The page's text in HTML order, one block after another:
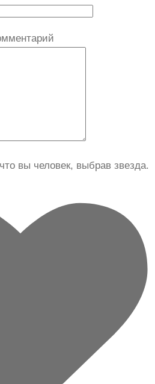
вы человек, выбрав звезда.